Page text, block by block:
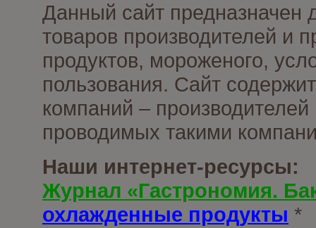
Данный сайт предназначен
товаров производителей и
продуктов, мороженого,
пользования. Сайт
компаний –
проводимых такими
Наши интернет-ресурсы:
Журнал «Гастрономия.
охлажденные продукты *